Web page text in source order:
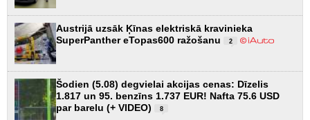
Austrijā uzsāk Ķīnas elektriskā kravinieka
SuperPanther eTopas600 ražošanu
2
Šodien (5.08) degvielai akcijas cenas: Dīzelis
1.817 un 95. benzīns 1.737 EUR! Nafta 75.6 USD
par barelu (+ VIDEO)
8